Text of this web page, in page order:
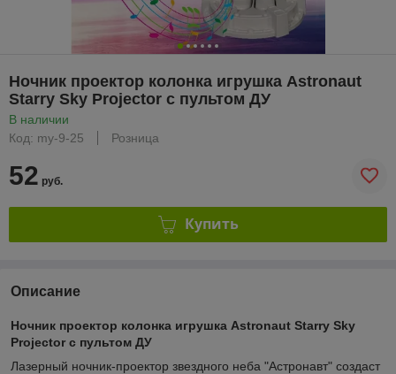
Ночник проектор колонка игрушка Astronaut
Starry Sky Projector с пультом ДУ
В наличии
Код: my-9-25
Розница
52 руб.
Купить
Описание
Ночник проектор колонка игрушка Astronaut Starry Sky
Projector с пультом ДУ
Лазерный ночник-проектор звездного неба "Астронавт" создаст